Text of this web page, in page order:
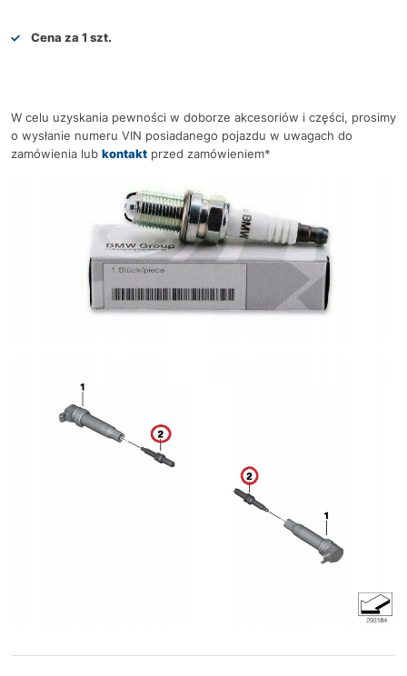
Cena za 1 szt.
W celu uzyskania pewności w doborze akcesoriów i części, prosimy
o wysłanie numeru VIN posiadanego pojazdu w uwagach do
zamówienia lub kontakt przed zamówieniem*